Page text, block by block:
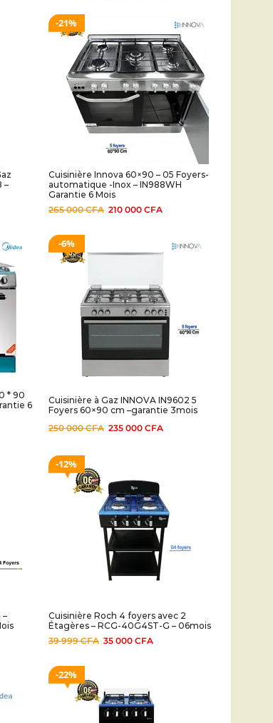
–
21%
Cuisinière Innova 60×90 – 05 Foyers-
automatique -Inox – IN988WH
Garantie 6 Mois
265 000CFA 210 000 CFA
* 90
6
6%
Cuisinière à Gaz INNOVA IN9602 5
Foyers 60×90 cm –garantie 3mois
250 000CFA 235 000 CFA
–
12%
Cuisinière Roch 4 foyers avec 2
Étagères – RCG-40G4ST-G – 06mois
39 999CFA 35 000 CFA
22%